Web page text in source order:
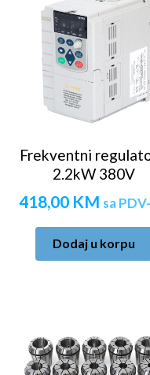
Frekventni
2.2kW 380V
418,00 KM sa
Dodaj u korpu